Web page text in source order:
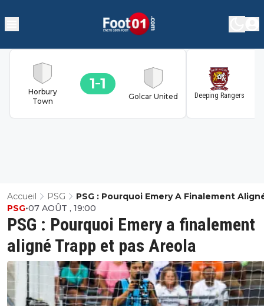
Horbury
Town
1 1
Golcar United Deeping Rangers
Accueil PSG
PSG : Pourquoi Emery A Finalement
Trapp Et Pas Areola
PSG : Pourquoi Emery a finalement
aligné Trapp et pas Areola
PSG•07 AOÛT , 19:00